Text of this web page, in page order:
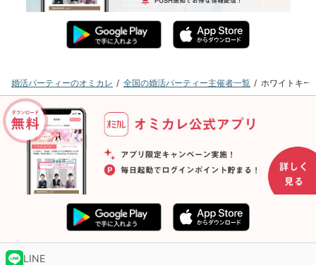
婚活パーティーのオミカレ 全国の婚活パーティー主催者一覧 ホワイトキー
LINE